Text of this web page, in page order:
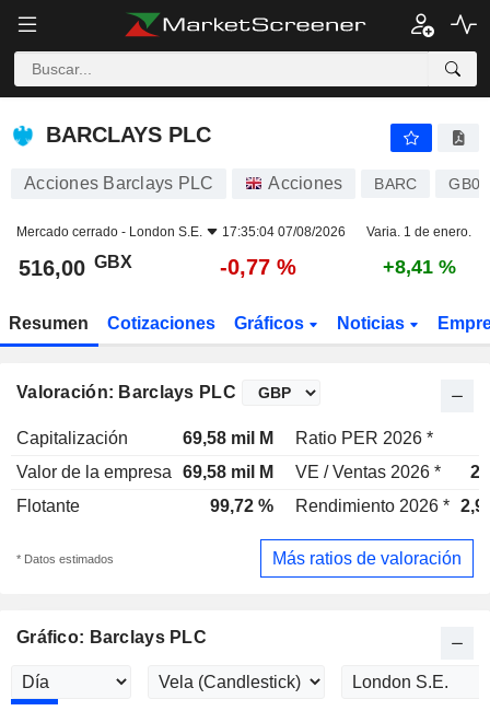
BARCLAYS PLC
BARCLAYS PLC
Acciones Barclays PLC Acciones BARC
Mercado cerrado - London S.E. 17:35:04 07/08/2026 Varia. 1 de enero.
516,00 GBX -0,77 % +8,41 %
Resumen Cotizaciones Gráficos Noticias
Valoración: Barclays PLC
Capitalización 69,58 mil M Ratio PER 2026 *
Valor de la empresa
69,58 mil M VE / Ventas 2026 *
Flotante
99,72 % Rendimiento 2026 *
* Datos estimados Más ratios de valoración
Gráfico: Barclays PLC